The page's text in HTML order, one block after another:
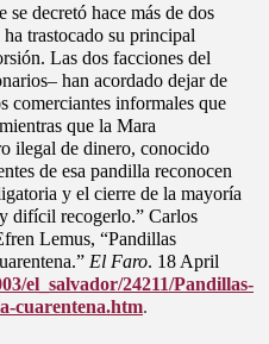
se decretó hace más de dos
trastocado su principal
Las dos facciones del
han acordado dejar de
comerciantes informales que
que la Mara
ilegal de dinero, conocido
de esa pandilla reconocen
y el cierre de la mayoría
difícil recogerlo.” Carlos
Lemus, “Pandillas
El Faro. 18 April
el_salvador/24211/Pandillas-
cuarentena.htm.